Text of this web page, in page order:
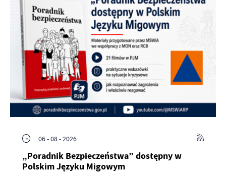
06 - 08 - 2026
„Poradnik Bezpieczeństwa” dostępny w
Polskim Języku Migowym